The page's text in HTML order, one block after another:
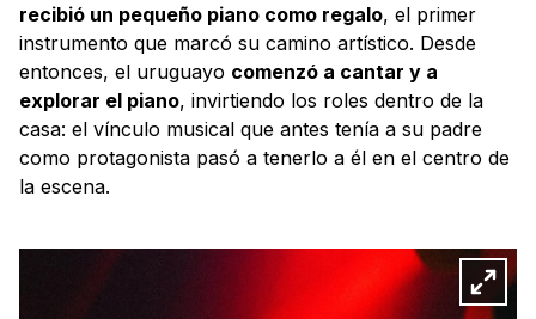
recibió un pequeño piano como regalo, el primer
instrumento que marcó su camino artístico. Desde
entonces, el uruguayo comenzó a cantar y a
explorar el piano, invirtiendo los roles dentro de la
casa: el vínculo musical que antes tenía a su padre
como protagonista pasó a tenerlo a él en el centro de
la escena.